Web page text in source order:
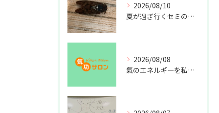
2026/08/10
夏が過ぎ行くセミの亡骸
2026/08/08
氣のエネルギーを私利私欲のために使うな